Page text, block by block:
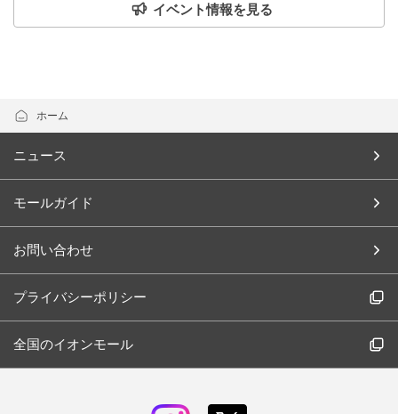
イベント情報を見る
ホーム
ニュース
モールガイド
お問い合わせ
プライバシーポリシー
全国のイオンモール